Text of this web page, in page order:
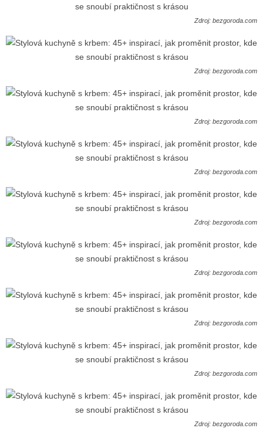
Zdroj: bezgoroda.com
Zdroj: bezgoroda.com
Zdroj: bezgoroda.com
Zdroj: bezgoroda.com
Zdroj: bezgoroda.com
Zdroj: bezgoroda.com
Zdroj: bezgoroda.com
Zdroj: bezgoroda.com
Zdroj: bezgoroda.com